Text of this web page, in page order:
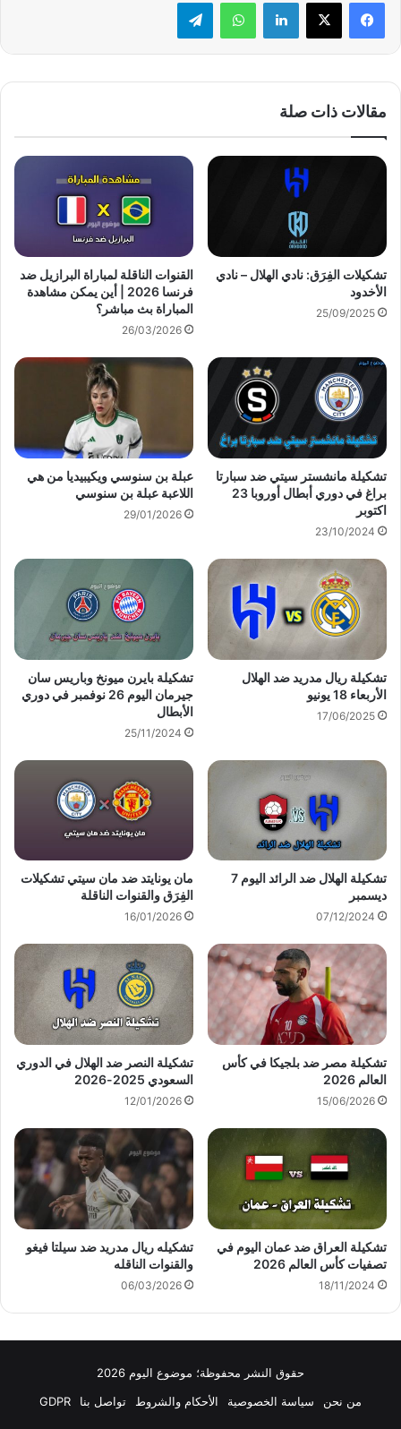
مقالات ذات صلة
تشكيلات الفِرَق: نادي الهلال – نادي
الأخدود
25/09/2025
القنوات الناقلة لمباراة البرازيل ضد
فرنسا 2026 | أين يمكن مشاهدة
المباراة بث مباشر؟
26/03/2026
تشكيلة مانشستر سيتي ضد سبارتا
براغ في دوري أبطال أوروبا 23
اكتوبر
23/10/2024
عبلة بن سنوسي ويكيبيديا من هي
اللاعبة عبلة بن سنوسي
29/01/2026
تشكيلة ريال مدريد ضد الهلال
الأربعاء 18 يونيو
17/06/2025
تشكيلة بايرن ميونخ وباريس سان
جيرمان اليوم 26 نوفمبر في دوري
الأبطال
25/11/2024
تشكيلة الهلال ضد الرائد اليوم 7
ديسمبر
07/12/2024
مان يونايتد ضد مان سيتي تشكيلات
الفِرَق والقنوات الناقلة
16/01/2026
تشكيلة مصر ضد بلجيكا في كأس
العالم 2026
15/06/2026
تشكيلة النصر ضد الهلال في الدوري
السعودي 2025-2026
12/01/2026
تشكيلة العراق ضد عمان اليوم في
تصفيات كأس العالم 2026
18/11/2024
تشكيله ريال مدريد ضد سيلتا فيغو
والقنوات الناقله
06/03/2026
حقوق النشر محفوظة؛ موضوع اليوم 2026
من نحن
سياسة الخصوصية الأحكام والشروط تواصل بنا GDPR